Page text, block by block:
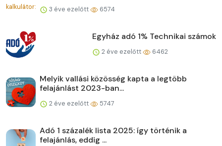
3 éve ezelőtt 6574
Egyház adó 1% Technikai számok
2 éve ezelőtt 6462
Melyik vallási közösség kapta a legtöbb
felajánlást 2023-ban...
2 éve ezelőtt 5747
Adó 1 százalék lista 2025: így történik a
felajánlás, eddig ...